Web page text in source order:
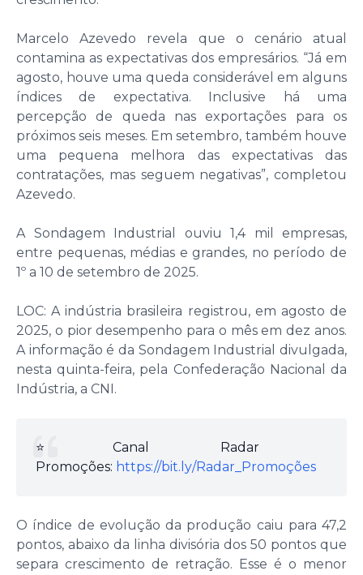
Marcelo Azevedo revela que o cenário atual
contamina as expectativas dos empresários. “Já em
agosto, houve uma queda considerável em alguns
índices de expectativa. Inclusive há uma
percepção de queda nas exportações para os
próximos seis meses. Em setembro, também houve
uma pequena melhora das expectativas das
contratações, mas seguem negativas”, completou
Azevedo.
A Sondagem Industrial ouviu 1,4 mil empresas,
entre pequenas, médias e grandes, no período de
1º a 10 de setembro de 2025.
LOC: A indústria brasileira registrou, em agosto de
2025, o pior desempenho para o mês em dez anos.
A informação é da Sondagem Industrial divulgada,
nesta quinta-feira, pela Confederação Nacional da
Indústria, a CNI.
⭐️Canal Radar
Promoções: https://bit.ly/Radar_Promoções
O índice de evolução da produção caiu para 47,2
pontos, abaixo da linha divisória dos 50 pontos que
separa crescimento de retração. Esse é o menor